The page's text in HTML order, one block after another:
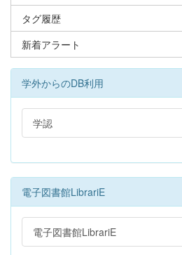
タグ履歴
新着アラート
学外からのDB利用
学認
電子図書館LibrariE
電子図書館LibrariE